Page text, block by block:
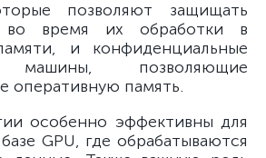
позволяют защищать
время их обработки в
и конфиденциальные
машины, позволяющие
оперативную память.
особенно эффективны для
GPU, где обрабатываются